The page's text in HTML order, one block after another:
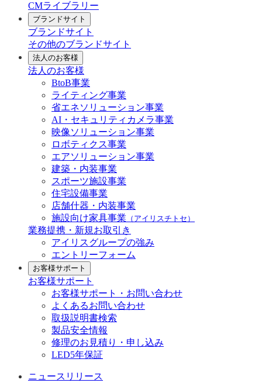
CMライブラリー
ブランドサイト
ブランドサイト
その他のブランドサイト
法人のお客様
法人のお客様
BtoB事業
ライティング事業
省エネソリューション事業
AI・セキュリティカメラ事業
映像ソリューション事業
ロボティクス事業
エアソリューション事業
建築・内装事業
スポーツ施設事業
住宅設備事業
店舗什器・内装事業
施設向け家具事業 （アイリスチトセ）
業務提携・新規お取引き
アイリスグループの強み
エントリーフォーム
お客様サポート
お客様サポート
お客様サポート・お問い合わせ
よくあるお問い合わせ
取扱説明書検索
製品安全情報
修理のお見積り・申し込み
LED5年保証
ニュースリリース